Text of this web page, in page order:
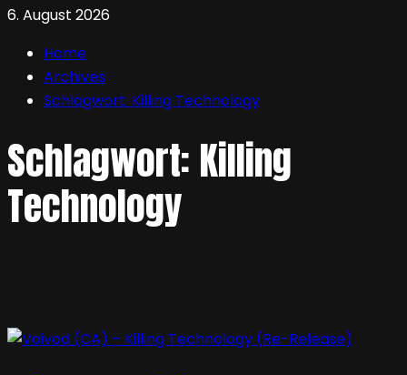
6. August 2026
Home
Archives
Schlagwort: Killing Technology
Schlagwort: Killing
Technology